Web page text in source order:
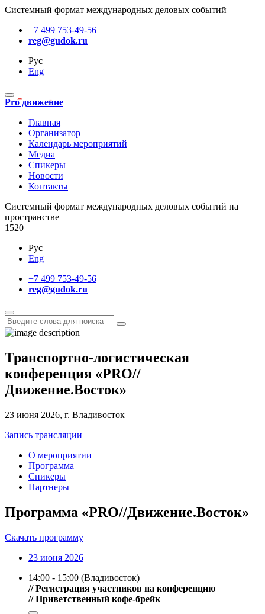
Системный формат международных деловых событий
+7 499 753-49-56
reg@gudok.ru
Рус
Eng
Pro движение
Главная
Организатор
Календарь мероприятий
Медиа
Спикеры
Новости
Контакты
Cистемный формат международных деловых событий на
пространстве
1520
Рус
Eng
+7 499 753-49-56
reg@gudok.ru
Транспортно-логистическая
конференция «PRO//
Движение.Восток»
23 июня 2026, г. Владивосток
Запись трансляции
О мероприятии
Программа
Спикеры
Партнеры
Программа «PRO//Движение.Восток»
Скачать программу
23 июня 2026
14:00 - 15:00 (Владивосток)
// Регистрация участников на конференцию
// Приветственный кофе-брейк